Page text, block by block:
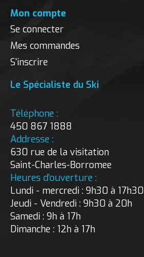
Mon compte
Se connecter
Mes commandes
S'inscrire
Le Spécialiste du Ski
Téléphone :
450 867 1888
Addresse :
630 rue de la visitation
Saint-Charles-Borromee
Heures d’ouverture :
Lundi - mercredi : 9h30 à 17h30
Jeudi - Vendredi : 9h30 à 20h
Samedi : 9h à 17h
Dimanche : 12h à 17h